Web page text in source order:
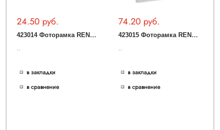
24.50 руб.
4
23014 Фоторамка RENABIE, L144, B25, H194, дерево, стекло, черный
..
в закладки
в сравнение
74.20 руб.
4
23015 Фоторамка RENABIE, L315, B25, H416, дерево, стекло, белый
..
в закладки
в сравнение